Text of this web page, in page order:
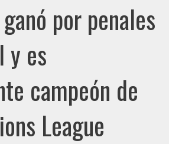
por penales
y es
campeón de
League